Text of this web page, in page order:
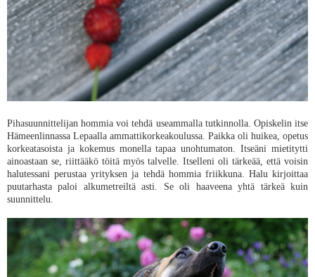
Pihasuunnittelijan hommia voi tehdä useammalla tutkinnolla. Opiskelin itse
Hämeenlinnassa Lepaalla ammattikorkeakoulussa. Paikka oli huikea, opetus
korkeatasoista ja kokemus monella tapaa unohtumaton. Itseäni mietitytti
ainoastaan se, riittääkö töitä myös talvelle. Itselleni oli tärkeää, että voisin
halutessani perustaa yrityksen ja tehdä hommia friikkuna. Halu kirjoittaa
puutarhasta paloi alkumetreiltä asti. Se oli haaveena yhtä tärkeä kuin
suunnittelu.